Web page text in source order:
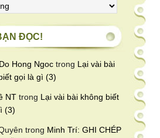
ĐỌC!
Hong Ngoc trong Lại vài bài
gọi là gì (3)
NT trong Lại vài bài không biết
(3)
trong Minh Trí: GHI CHÉP